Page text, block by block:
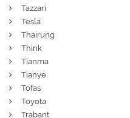
Tazzari
Tesla
Thairung
Think
Tianma
Tianye
Tofas
Toyota
Trabant